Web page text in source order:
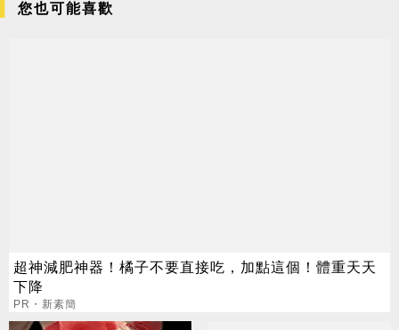
您也可能喜歡
超神減肥神器！橘子不要直接吃，加點這個！體重天天
下降
PR・新素簡